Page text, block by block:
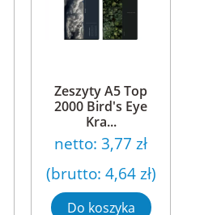
Zeszyty A5 Top
2000 Bird's Eye
Kra...
netto: 3,77 zł
(brutto: 4,64 zł)
Do koszyka